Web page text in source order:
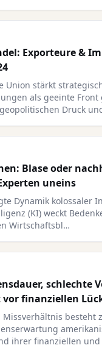
Exporteure &
Union stärkt
als geeinte Front
Druck
Blase oder
uneins
Dynamik kolossaler
(KI) weckt
Wirtschaftsbl…
schlechte
finanziellen
Missverhältnis besteht
ihrer finanziellen